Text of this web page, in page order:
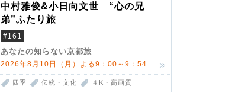
中村雅俊&小日向文世 “心の兄
弟”ふたり旅
#161
あなたの知らない京都旅
2026年8月10日（月）よる9：00～9：54
四季 伝統・文化 ４K・高画質